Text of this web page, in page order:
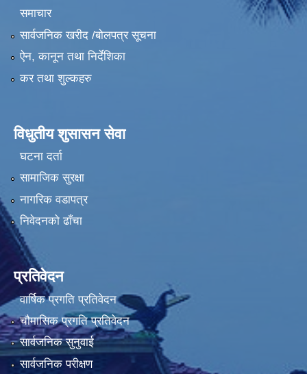
समाचार
सार्वजनिक खरीद /बोलपत्र सूचना
ऐन, कानून तथा निर्देशिका
कर तथा शुल्कहरु
विधुतीय शुसासन सेवा
घटना दर्ता
सामाजिक सुरक्षा
नागरिक वडापत्र
निवेदनको ढाँचा
प्रतिवेदन
वार्षिक प्रगति प्रतिवेदन
चौमासिक प्रगति प्रतिवेदन
सार्वजनिक सुनुवाई
सार्वजनिक परीक्षण